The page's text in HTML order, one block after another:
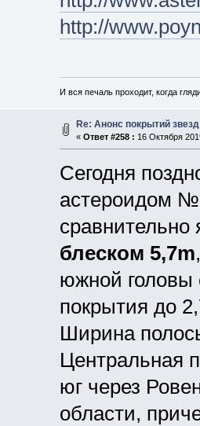
http://
И вся печаль проходит, когда
Re: Анонс покрытий
« Ответ #258 : 16 Октября
Сегодня
астероидом
сравнительно
блеском 5,7m
южной головы
покрытия до
Ширина
Центральная
юг через
области,